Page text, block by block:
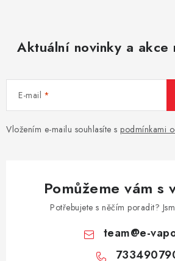
Aktuální novinky a akce
E-mail
Vložením e-mailu souhlasíte s podmínkami
Pomůžeme vám s
Potřebujete s něčím poradit?
team@e-